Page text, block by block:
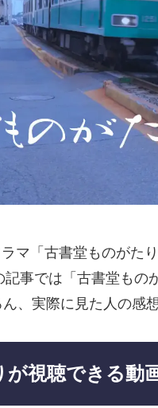
マ「古書堂ものがた
記事では「古書堂も
、実際に見た人の感
視聴できる動